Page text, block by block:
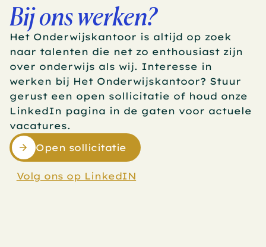
Bij ons werken?
Het Onderwijskantoor is altijd op zoek
naar talenten die net zo enthousiast zijn
over onderwijs als wij. Interesse in
werken bij Het Onderwijskantoor? Stuur
gerust een open sollicitatie of houd onze
LinkedIn pagina in de gaten voor actuele
vacatures.
Open sollicitatie
Volg ons op LinkedIN